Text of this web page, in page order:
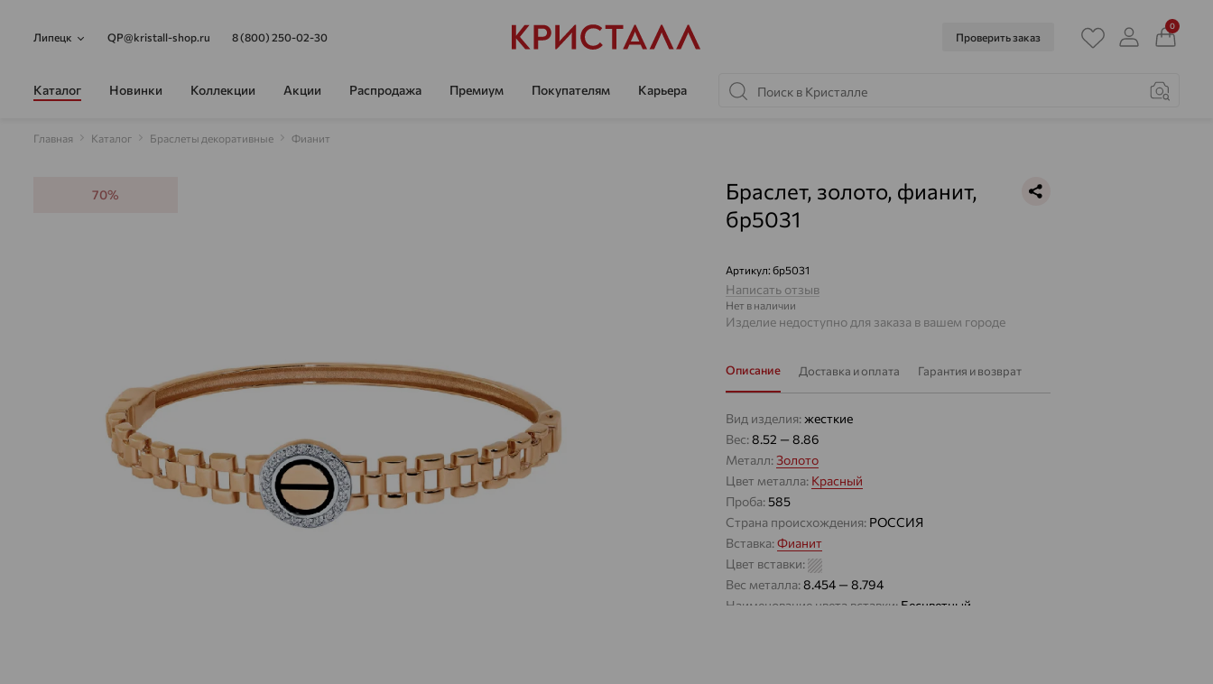
Липецк QP@kristall-shop.ru 8 (800) 250-02-30 Проверить заказ
0
Каталог Новинки Коллекции Акции Распродажа Премиум Покупателям Карьера
Главная Каталог Браслеты декоративные Фианит
70%
Браслет, золото, фианит,
бр5031
Артикул: бр5031
Написать отзыв
Нет в наличии
Изделие недоступно для заказа в вашем городе
Описание Доставка и оплата Гарантия и возврат
Вид изделия:жесткие
Вес:8.52 — 8.86
Металл:Золото
Цвет металла: Красный
Проба:585
Страна происхождения: РОССИЯ
Вставка:Фианит
Цвет вставки:
Вес металла:8.454 — 8.794
Наименование цвета вставки: Бесцветный